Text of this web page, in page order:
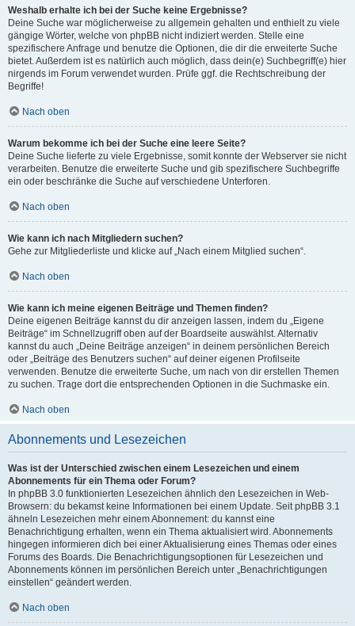
Weshalb erhalte ich bei der Suche keine Ergebnisse?
Deine Suche war möglicherweise zu allgemein gehalten und enthielt zu viele
gängige Wörter, welche von phpBB nicht indiziert werden. Stelle eine
spezifischere Anfrage und benutze die Optionen, die dir die erweiterte Suche
bietet. Außerdem ist es natürlich auch möglich, dass dein(e) Suchbegriff(e) hier
nirgends im Forum verwendet wurden. Prüfe ggf. die Rechtschreibung der
Begriffe!
Nach oben
Warum bekomme ich bei der Suche eine leere Seite?
Deine Suche lieferte zu viele Ergebnisse, somit konnte der Webserver sie nicht
verarbeiten. Benutze die erweiterte Suche und gib spezifischere Suchbegriffe
ein oder beschränke die Suche auf verschiedene Unterforen.
Nach oben
Wie kann ich nach Mitgliedern suchen?
Gehe zur Mitgliederliste und klicke auf „Nach einem Mitglied suchen“.
Nach oben
Wie kann ich meine eigenen Beiträge und Themen finden?
Deine eigenen Beiträge kannst du dir anzeigen lassen, indem du „Eigene
Beiträge“ im Schnellzugriff oben auf der Boardseite auswählst. Alternativ
kannst du auch „Deine Beiträge anzeigen“ in deinem persönlichen Bereich
oder „Beiträge des Benutzers suchen“ auf deiner eigenen Profilseite
verwenden. Benutze die erweiterte Suche, um nach von dir erstellen Themen
zu suchen. Trage dort die entsprechenden Optionen in die Suchmaske ein.
Nach oben
Abonnements und Lesezeichen
Was ist der Unterschied zwischen einem Lesezeichen und einem
Abonnements für ein Thema oder Forum?
In phpBB 3.0 funktionierten Lesezeichen ähnlich den Lesezeichen in Web-
Browsern: du bekamst keine Informationen bei einem Update. Seit phpBB 3.1
ähneln Lesezeichen mehr einem Abonnement: du kannst eine
Benachrichtigung erhalten, wenn ein Thema aktualisiert wird. Abonnements
hingegen informieren dich bei einer Aktualisierung eines Themas oder eines
Forums des Boards. Die Benachrichtigungsoptionen für Lesezeichen und
Abonnements können im persönlichen Bereich unter „Benachrichtigungen
einstellen“ geändert werden.
Nach oben